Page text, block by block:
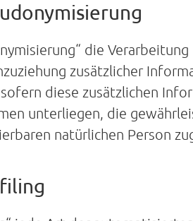
die
zusätzlicher
diese zusätzlichen
unterliegen, die
natürlichen Person